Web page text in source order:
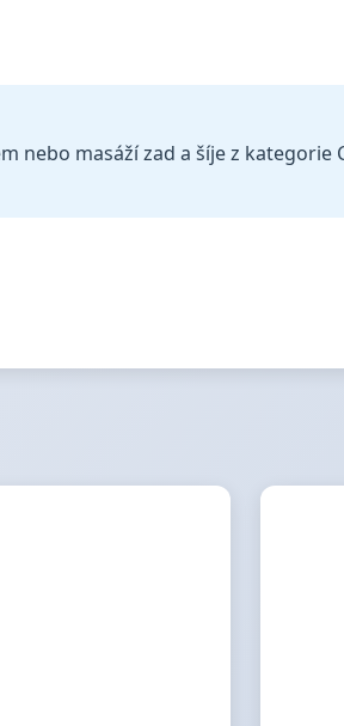
nebo masáží zad a šíje z kategorie